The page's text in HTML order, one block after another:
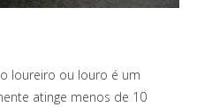
loureiro ou louro é um
atinge menos de 10